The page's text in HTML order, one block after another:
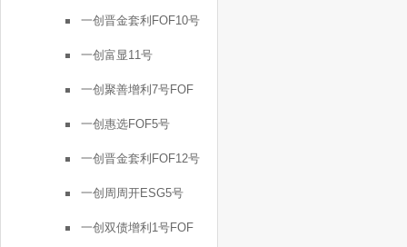
一创晋金套利FOF10号
一创富显11号
一创聚善增利7号FOF
一创惠选FOF5号
一创晋金套利FOF12号
一创周周开ESG5号
一创双债增利1号FOF